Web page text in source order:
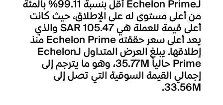
لـEchelon Prime أقل بنسبة 99.11% بالمئة
من أعلى مستوى له على الإطلاق، حيث كانت
أعلى قيمة للعملة هي SAR 105.47 والذي
يعد أعلى سعر حققته Echelon Prime منذ
إطلاقها. يبلغ العرض المتداول لـEchelon
Prime حالياً 35.77M، وهو ما يترجم إلى
إجمالي القيمة السوقية التي تصل إلى
33.56M.